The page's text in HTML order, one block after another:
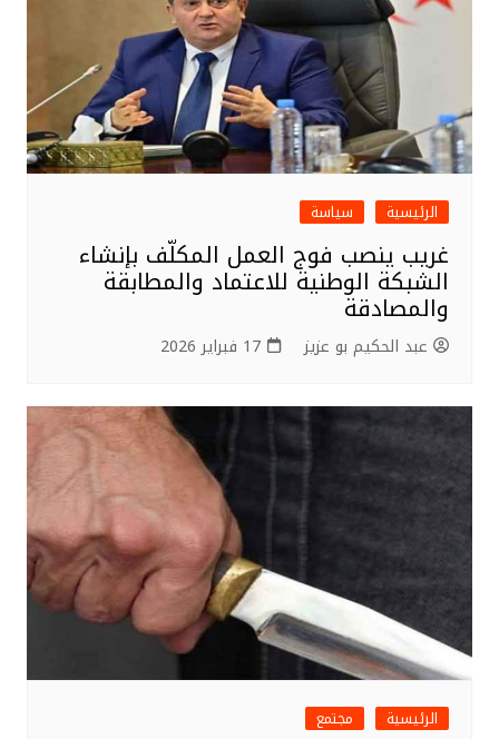
الرئيسية سياسة
غريب ينصب فوج العمل المكلّف بإنشاء
الشبكة الوطنية للاعتماد والمطابقة
والمصادقة
عبد الحكيم بو عزيز 17 فبراير 2026
الرئيسية مجتمع